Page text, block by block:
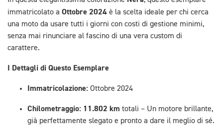
immatricolato a Ottobre 2024 è la scelta ideale per chi cerca
una moto da usare tutti i giorni con costi di gestione minimi,
senza mai rinunciare al fascino di una vera custom di
carattere.
I Dettagli di Questo Esemplare
Immatricolazione: Ottobre 2024
Chilometraggio: 11.802 km totali – Un motore brillante,
già perfettamente slegato e pronto a dare il meglio di sé.